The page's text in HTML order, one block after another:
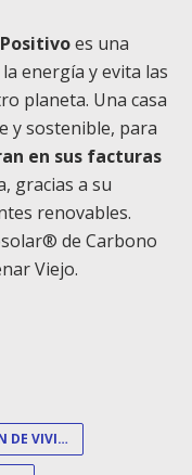
es una
energía y evita las
planeta. Una casa
y sostenible, para
en sus facturas
gracias a su
renovables.
de Carbono
Viejo.
PROMOCIÓN DE VIVIENDAS